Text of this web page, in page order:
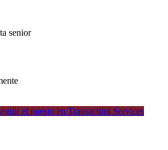
senior
el puesto en Transaction Services